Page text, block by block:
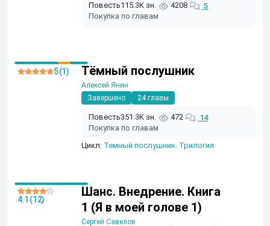
Повесть115.3K зн. 4208
5
Покупка по главам
Тёмный послушник
Алексей Янин
Завершено
24 главы
Повесть351.3K зн. 472
14
Покупка по главам
Цикл: Темный послушник. Трилогия.
5 (1)
Шанс. Внедрение. Книга
1 (Я в моей голове 1)
Сергей Савелов
4.1 (12)